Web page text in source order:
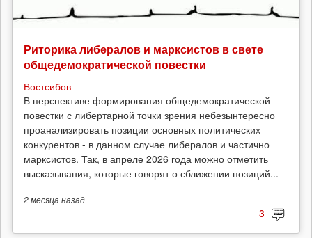
Риторика либералов и марксистов в свете
общедемократической повестки
Востсибов
В перспективе формирования общедемократической
повестки с либертарной точки зрения небезынтересно
проанализировать позиции основных политических
конкурентов - в данном случае либералов и частично
марксистов. Так, в апреле 2026 года можно отметить
высказывания, которые говорят о сближении позиций...
2 месяцаназад
3